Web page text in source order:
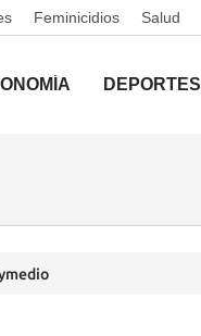
Feminicidios Salud
DEPORTES